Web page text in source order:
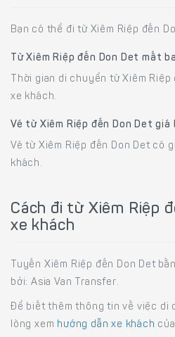
Bạn có thể đi từ Xiêm Riệp đến
Từ Xiêm Riệp đến Don Det mất
Thời gian di chuyển từ Xiêm
xe khách.
Vé từ Xiêm Riệp đến Don Det giá
Vé từ Xiêm Riệp đến Don Det có
khách.
Cách đi từ Xiêm Riệp
xe khách
Tuyến Xiêm Riệp đến Don Det
bởi: Asia Van Transfer.
Để biết thêm thông tin về việc di
lòng xem hướng dẫn xe khách